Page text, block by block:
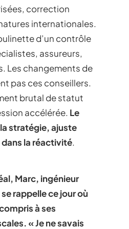
correction
internationales.
d’un contrôle
assureurs,
Les changements de
pas ces conseillers.
brutal de statut
accélérée. Le
stratégie, ajuste
la réactivité.
Marc, ingénieur
rappelle ce jour où
à ses
« Je ne savais